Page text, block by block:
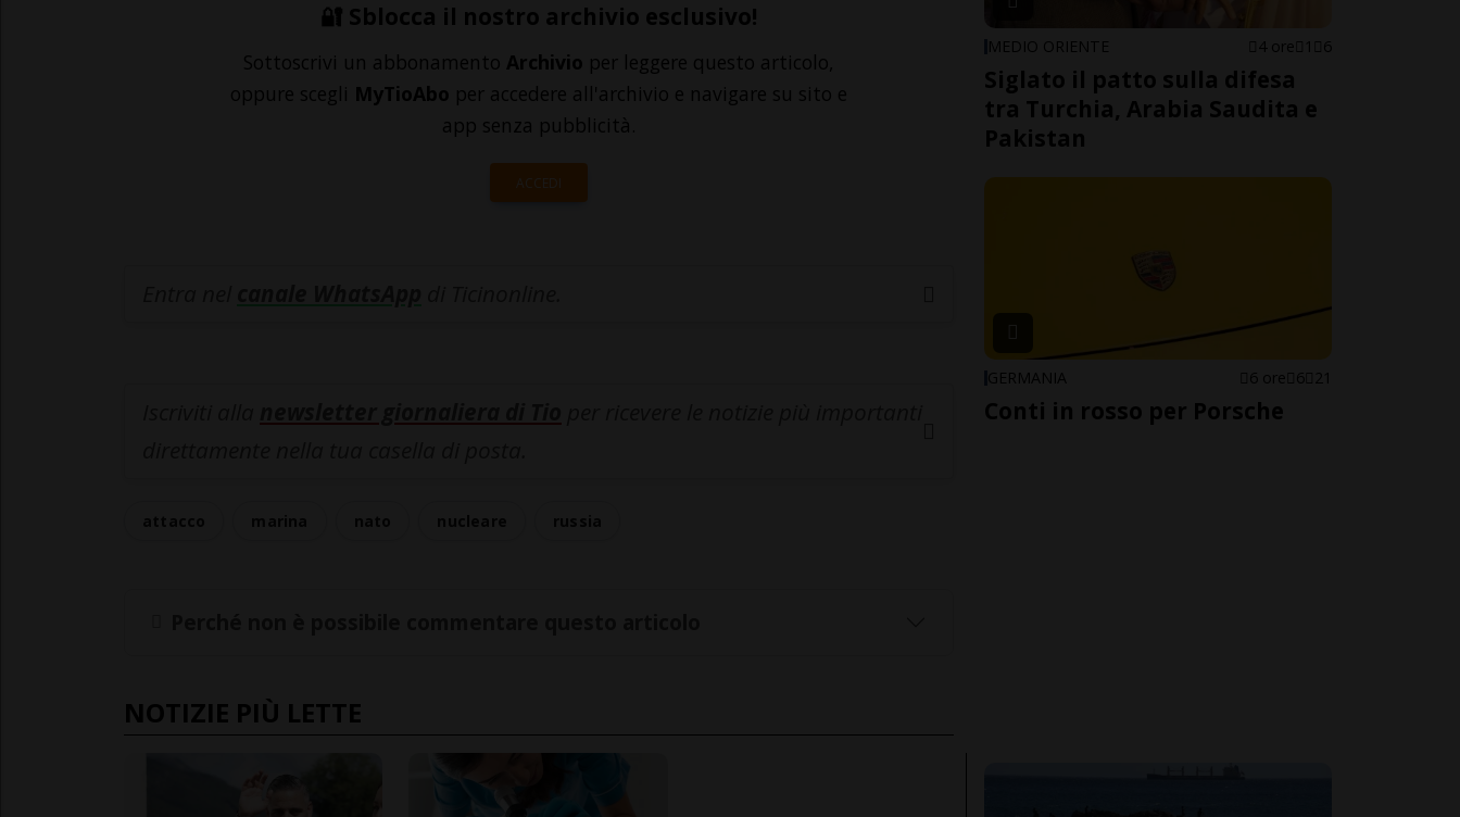
🔐 Sblocca il nostro archivio esclusivo!
Sottoscrivi un abbonamento Archivio per leggere questo articolo,
oppure scegli MyTioAbo per accedere all'archivio e navigare su sito e
app senza pubblicità.
ACCEDI
NOTIZIE PIÙ LETTE
MEDIO ORIENTE 4 ore 1 6
Siglato il patto sulla difesa
tra Turchia, Arabia Saudita e
Pakistan
GERMANIA 6 ore 6 21
Conti in rosso per Porsche